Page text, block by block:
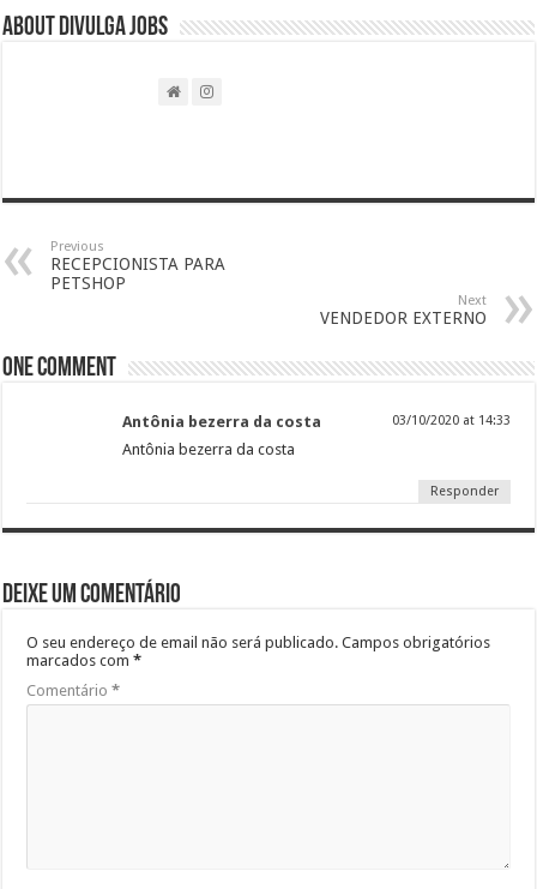
About DIVULGA JOBS
Previous
RECEPCIONISTA PARA
PETSHOP
Next
VENDEDOR EXTERNO
One comment
Antônia bezerra da costa 03/10/2020 at 14:33
Antônia bezerra da costa
Responder
Deixe um comentário
O seu endereço de email não será publicado. Campos obrigatórios
marcados com*
Comentário*